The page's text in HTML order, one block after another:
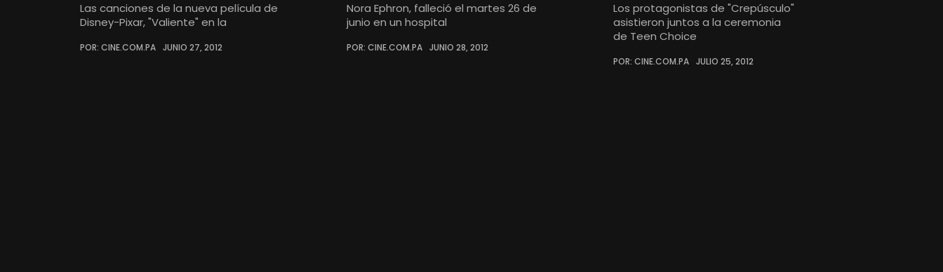
Las canciones de la nueva película de
Disney-Pixar, "Valiente" en la
POR: CINE.COM.PA JUNIO 27, 2012
Nora Ephron, falleció el martes 26 de
junio en un hospital
POR: CINE.COM.PA JUNIO 28, 2012
Los protagonistas de "Crepúsculo"
asistieron juntos a la ceremonia
de Teen Choice
POR: CINE.COM.PA JULIO 25, 2012